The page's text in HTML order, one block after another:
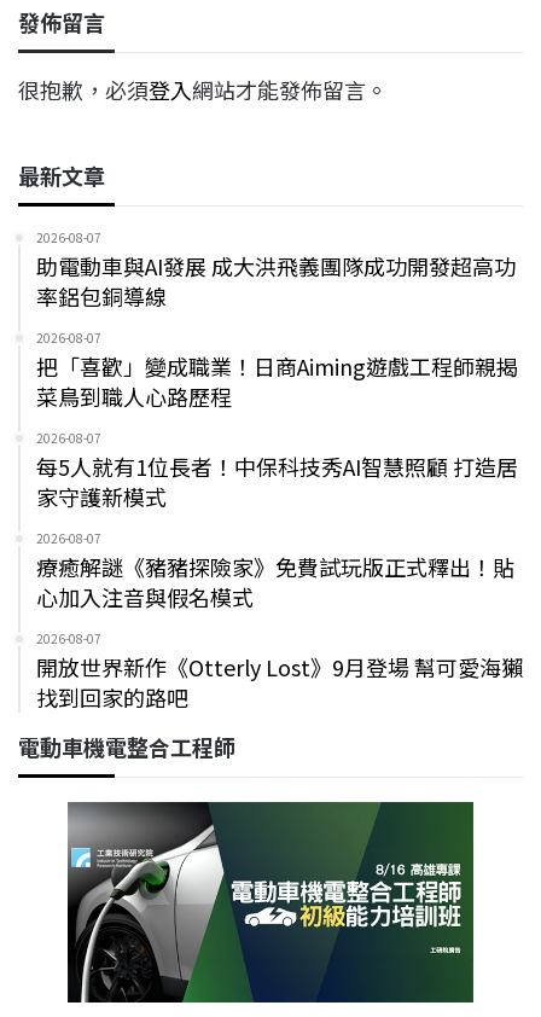
發佈留言
很抱歉，必須登入網站才能發佈留言。
最新文章
2026-08-07
助電動車與AI發展 成大洪飛義團隊成功開發超高功
率鋁包銅導線
2026-08-07
把「喜歡」變成職業！日商Aiming遊戲工程師親揭
菜鳥到職人心路歷程
2026-08-07
每5人就有1位長者！中保科技秀AI智慧照顧 打造居
家守護新模式
2026-08-07
療癒解謎《豬豬探險家》免費試玩版正式釋出！貼
心加入注音與假名模式
2026-08-07
開放世界新作《Otterly Lost》9月登場 幫可愛海獺
找到回家的路吧
電動車機電整合工程師